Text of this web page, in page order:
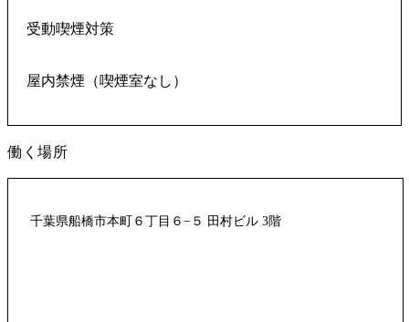
受動喫煙対策
屋内禁煙（喫煙室なし）
働く場所
千葉県船橋市本町６丁目６−５ 田村ビル 3階